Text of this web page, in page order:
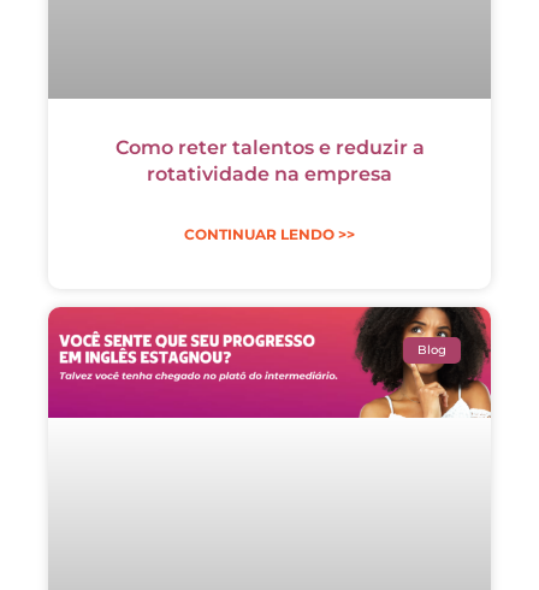
Como reter talentos e reduzir a
rotatividade na empresa
CONTINUAR LENDO >>
Blog